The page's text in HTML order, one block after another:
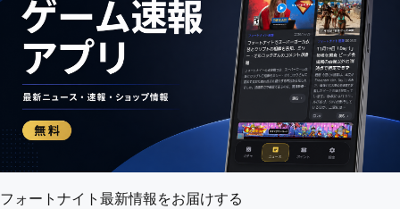
フォートナイト最新情報をお届けする